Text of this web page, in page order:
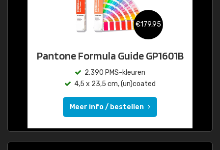
€179,95
Pantone Formula Guide GP1601B
2.390 PMS-kleuren
4,5 x 23,5 cm, (un)coated
Meer info / bestellen